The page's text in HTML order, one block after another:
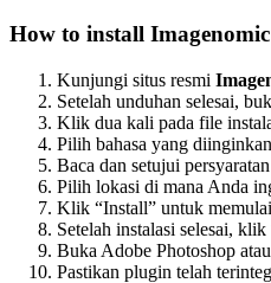
How to install
Kunjungi situs resmi
Setelah unduhan selesai,
Klik dua kali pada file
Pilih bahasa yang
Baca dan setujui
Pilih lokasi di mana Anda
Klik “Install” untuk
Setelah instalasi selesai,
Buka Adobe Photoshop
Pastikan plugin telah